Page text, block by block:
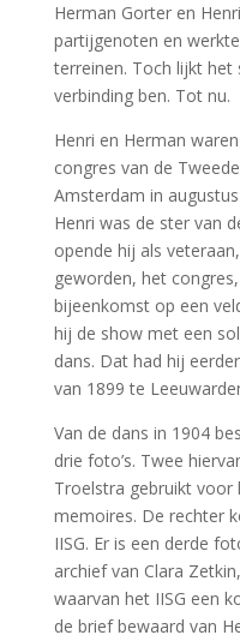
Herman Gorter en
partijgenoten en
terreinen. Toch lijkt het
verbinding ben. Tot nu.
Henri en Herman
congres van de
Amsterdam in
Henri was de ster van
opende hij als
geworden, het
bijeenkomst op een
hij de show met een
dans. Dat had hij
van 1899 te
Van de dans in 1904
drie foto’s. Twee
Troelstra gebruikt voor
memoires. De rechter
IISG. Er is een derde
archief van Clara
waarvan het IISG een
de brief bewaard van